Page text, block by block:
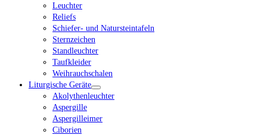
Leuchter
Reliefs
Schiefer- und Natursteintafeln
Sternzeichen
Standleuchter
Taufkleider
Weihrauchschalen
Liturgische Geräte
Akolythenleuchter
Aspergille
Aspergilleimer
Ciborien